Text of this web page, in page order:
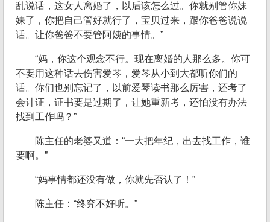
乱说话，这女人离婚了，以后该怎么过。你就别管你妹
妹了，你把自己管好就行了，宝贝过来，跟你爸爸说说
话。让你爸爸不要管阿姨的事情。”
“妈，你这个观念不行。现在离婚的人那么多。你可
不要用这种话去伤害爱琴，爱琴从小到大都听你们的
话。你们也别忘记了，以前爱琴读书那么厉害，还考了
会计证，证书要是过期了，让她重新考，还怕没有办法
找到工作吗？”
陈主任的老婆又道：“一大把年纪，出去找工作，谁
要啊。”
“妈事情都还没有做，你就先否认了！”
陈主任：“终究不好听。”